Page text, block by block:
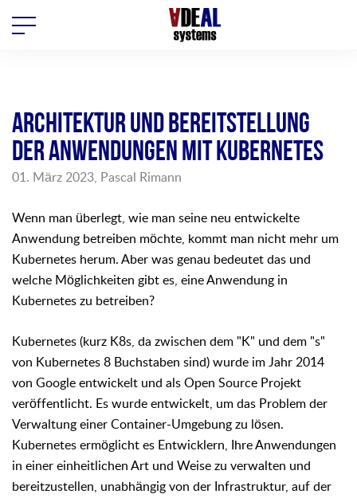
ARCHITEKTUR UND BEREITSTELLUNG
DER ANWENDUNGEN MIT KUBERNETES
01. März 2023, Pascal Rimann
Wenn man überlegt, wie man seine neu entwickelte
Anwendung betreiben möchte, kommt man nicht mehr um
Kubernetes herum. Aber was genau bedeutet das und
welche Möglichkeiten gibt es, eine Anwendung in
Kubernetes zu betreiben?
Kubernetes (kurz K8s, da zwischen dem "K" und dem "s"
von Kubernetes 8 Buchstaben sind) wurde im Jahr 2014
von Google entwickelt und als Open Source Projekt
veröffentlicht. Es wurde entwickelt, um das Problem der
Verwaltung einer Container-Umgebung zu lösen.
Kubernetes ermöglicht es Entwicklern, Ihre Anwendungen
in einer einheitlichen Art und Weise zu verwalten und
bereitzustellen, unabhängig von der Infrastruktur, auf der